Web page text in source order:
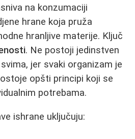
na konzumaciji
hrane koja pruža
hranljive materije. Ključ
. Ne postoji jedinstven
jer svaki organizam je
opšti principi koji se
potrebama.
ishrane uključuju: